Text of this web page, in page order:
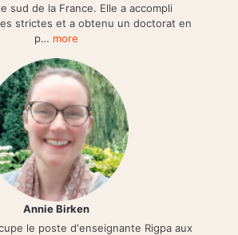
sud de la France. Elle a accompli
strictes et a obtenu un doctorat en
p… more
Annie Birken
le poste d'enseignante Rigpa aux